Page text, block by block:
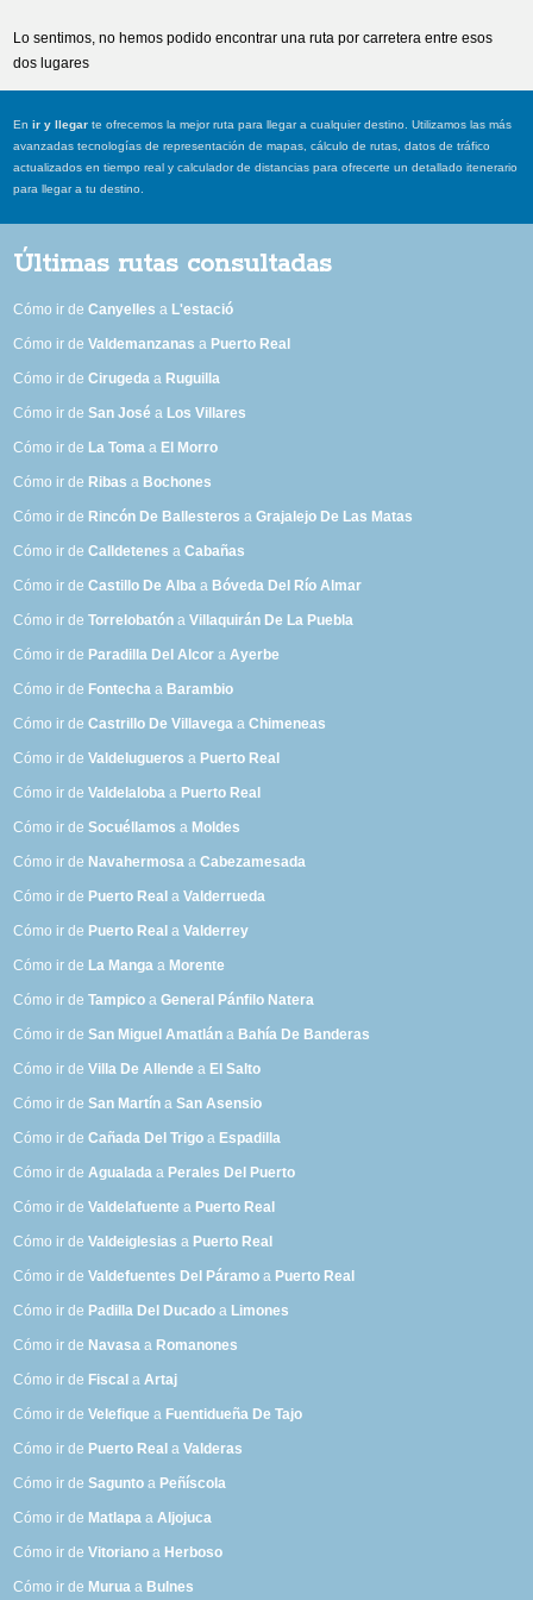
Lo sentimos, no hemos podido encontrar una ruta por carretera entre esos
dos lugares
Enir y llegar te ofrecemos la mejor ruta para llegar a cualquier destino. Utilizamos las más
avanzadas tecnologías de representación de mapas, cálculo de rutas, datos de tráfico
actualizados en tiempo real y calculador de distancias para ofrecerte un detallado itenerario
para llegar a tu destino.
Últimas rutas consultadas
Cómo ir deCanyelles a L'estació
Cómo ir deValdemanzanas a Puerto Real
Cómo ir deCirugeda a Ruguilla
Cómo ir deSan José a Los Villares
Cómo ir de La Toma a El Morro
Cómo ir de Ribas a Bochones
Cómo ir de Rincón De Ballesteros aGrajalejo De Las Matas
Cómo ir deCalldetenes aCabañas
Cómo ir deCastillo De Alba a Bóveda Del Río Almar
Cómo ir deTorrelobatón aVillaquirán De La Puebla
Cómo ir de Paradilla Del Alcor aAyerbe
Cómo ir de Fontecha a Barambio
Cómo ir deCastrillo De Villavega aChimeneas
Cómo ir deValdelugueros a Puerto Real
Cómo ir deValdelaloba a Puerto Real
Cómo ir deSocuéllamos a Moldes
Cómo ir de Navahermosa aCabezamesada
Cómo ir de Puerto Real aValderrueda
Cómo ir de Puerto Real aValderrey
Cómo ir de La Manga a Morente
Cómo ir deTampico aGeneral Pánfilo Natera
Cómo ir deSan Miguel Amatlán a Bahía De Banderas
Cómo ir deVilla De Allende a El Salto
Cómo ir deSan Martín aSan Asensio
Cómo ir deCañada Del Trigo a Espadilla
Cómo ir deAgualada a Perales Del Puerto
Cómo ir deValdelafuente a Puerto Real
Cómo ir deValdeiglesias a Puerto Real
Cómo ir deValdefuentes Del Páramo a Puerto Real
Cómo ir de Padilla Del Ducado a Limones
Cómo ir de Navasa a Romanones
Cómo ir de Fiscal aArtaj
Cómo ir deVelefique a Fuentidueña De Tajo
Cómo ir de Puerto Real aValderas
Cómo ir deSagunto a Peñíscola
Cómo ir de Matlapa aAljojuca
Cómo ir deVitoriano a Herboso
Cómo ir de Murua a Bulnes